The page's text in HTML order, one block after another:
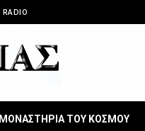
RADIO
ΜΟΝΑΣΤΗΡΙΑ ΤΟΥ ΚΟΣΜΟΥ